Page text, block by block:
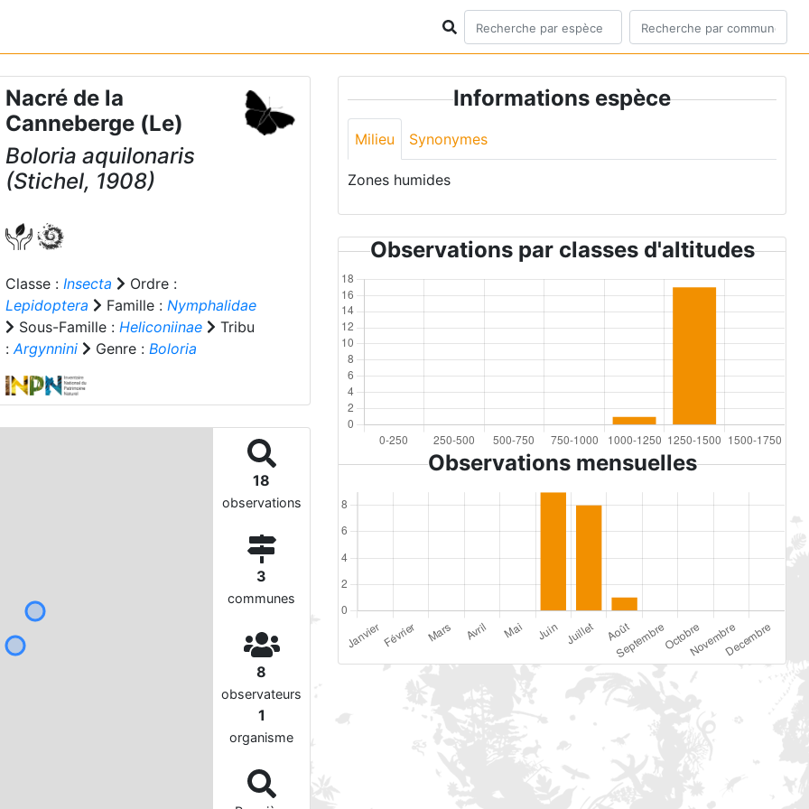
Nacré de la
Canneberge (Le)
Boloria aquilonaris
(Stichel, 1908)
Classe : Insecta
Ordre :
Lepidoptera
Famille : Nymphalidae
Sous-Famille : Heliconiinae
Tribu
:Argynnini Genre : Boloria
18
observations
3
communes
8
observateurs
1
organisme
Informations espèce
Milieu Synonymes
Zones humides
Observations par classes d'altitudes
Observations mensuelles